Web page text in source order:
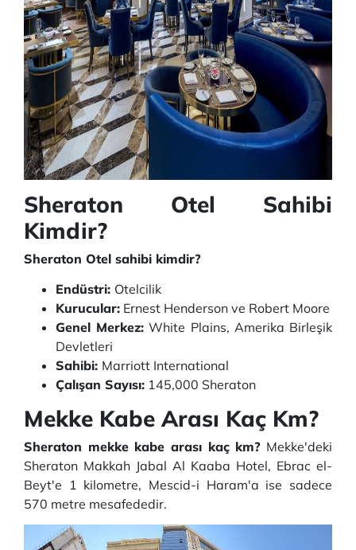
Sheraton Otel Sahibi
Kimdir?
Sheraton Otel sahibi kimdir?
Endüstri: Otelcilik
Kurucular: Ernest Henderson ve Robert Moore
Genel Merkez: White Plains, Amerika Birleşik
Devletleri
Sahibi: Marriott International
Çalışan Sayısı: 145,000 Sheraton
Mekke Kabe Arası Kaç Km?
Sheraton mekke kabe arası kaç km? Mekke'deki
Sheraton Makkah Jabal Al Kaaba Hotel, Ebrac el-
Beyt'e 1 kilometre, Mescid-i Haram'a ise sadece
570 metre mesafededir.